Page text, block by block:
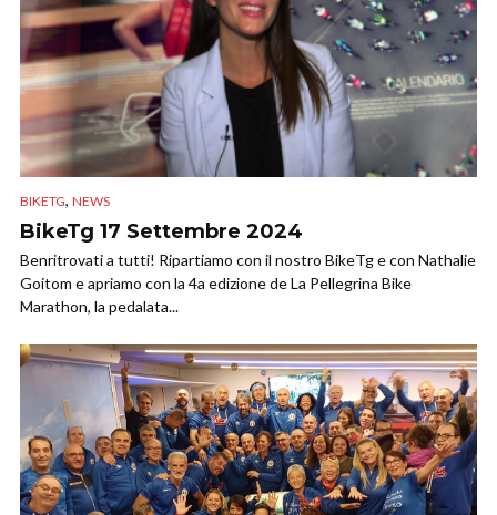
BIKETG, NEWS
BikeTg 17 Settembre 2024
Benritrovati a tutti! Ripartiamo con il nostro BikeTg e con Nathalie
Goitom e apriamo con la 4a edizione de La Pellegrina Bike
Marathon, la pedalata...